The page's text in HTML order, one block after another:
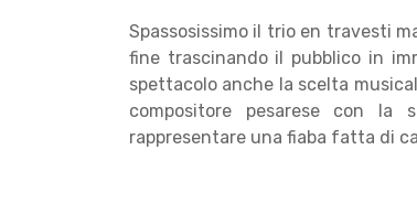
Spassosissimo il trio en travesti
fine trascinando il pubblico in
spettacolo anche la scelta
compositore pesarese con
rappresentare una fiaba fatta di